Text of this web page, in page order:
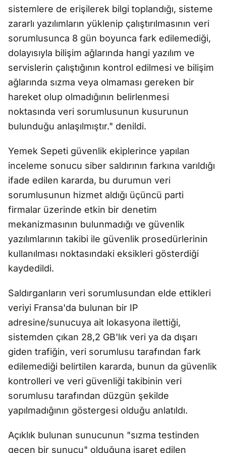
sistemlere de erişilerek bilgi toplandığı, sisteme
zararlı yazılımların yüklenip çalıştırılmasının veri
sorumlusunca 8 gün boyunca fark edilemediği,
dolayısıyla bilişim ağlarında hangi yazılım ve
servislerin çalıştığının kontrol edilmesi ve bilişim
ağlarında sızma veya olmaması gereken bir
hareket olup olmadığının belirlenmesi
noktasında veri sorumlusunun kusurunun
bulunduğu anlaşılmıştır." denildi.
Yemek Sepeti güvenlik ekiplerince yapılan
inceleme sonucu siber saldırının farkına varıldığı
ifade edilen kararda, bu durumun veri
sorumlusunun hizmet aldığı üçüncü parti
firmalar üzerinde etkin bir denetim
mekanizmasının bulunmadığı ve güvenlik
yazılımlarının takibi ile güvenlik prosedürlerinin
kullanılması noktasındaki eksikleri gösterdiği
kaydedildi.
Saldırganların veri sorumlusundan elde ettikleri
veriyi Fransa'da bulunan bir IP
adresine/sunucuya ait lokasyona ilettiği,
sistemden çıkan 28,2 GB'lık veri ya da dışarı
giden trafiğin, veri sorumlusu tarafından fark
edilemediği belirtilen kararda, bunun da güvenlik
kontrolleri ve veri güvenliği takibinin veri
sorumlusu tarafından düzgün şekilde
yapılmadığının göstergesi olduğu anlatıldı.
Açıklık bulunan sunucunun "sızma testinden
geçen bir sunucu" olduğuna işaret edilen